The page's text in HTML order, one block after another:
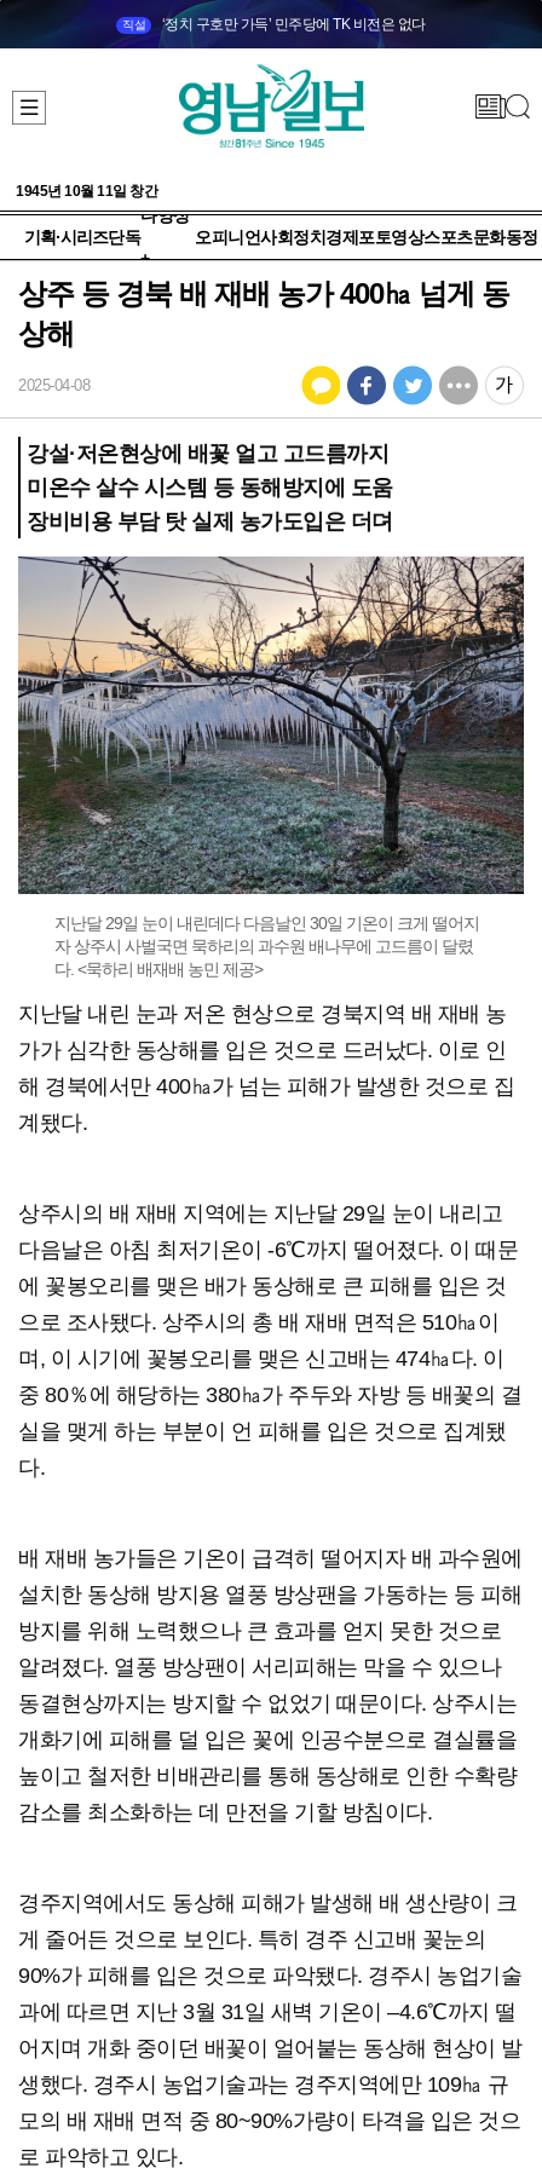
직설 ‘정치 구호만 가득’ 민주당에 TK 비전은 없다
1945년 10월 11일 창간
기획·시리즈단독
다양성
+
오피니언사회정치 경제 포토영상스포츠문화동정
상주 등 경북 배 재배 농가 400㏊ 넘게 동
상해
2025-04-08
강설·저온현상에 배꽃 얼고 고드름까지
미온수 살수 시스템 등 동해방지에 도움
장비비용 부담 탓 실제 농가도입은 더뎌
지난달 29일 눈이 내린데다 다음날인 30일 기온이 크게 떨어지
자 상주시 사벌국면 묵하리의 과수원 배나무에 고드름이 달렸
다. <묵하리 배재배 농민 제공>
지난달 내린 눈과 저온 현상으로 경북지역 배 재배 농
가가 심각한 동상해를 입은 것으로 드러났다. 이로 인
해 경북에서만 400㏊가 넘는 피해가 발생한 것으로 집
계됐다.
상주시의 배 재배 지역에는 지난달 29일 눈이 내리고
다음날은 아침 최저기온이 -6℃까지 떨어졌다. 이 때문
에 꽃봉오리를 맺은 배가 동상해로 큰 피해를 입은 것
으로 조사됐다. 상주시의 총 배 재배 면적은 510㏊이
며, 이 시기에 꽃봉오리를 맺은 신고배는 474㏊다. 이
중 80％에 해당하는 380㏊가 주두와 자방 등 배꽃의 결
실을 맺게 하는 부분이 언 피해를 입은 것으로 집계됐
다.
배 재배 농가들은 기온이 급격히 떨어지자 배 과수원에
설치한 동상해 방지용 열풍 방상팬을 가동하는 등 피해
방지를 위해 노력했으나 큰 효과를 얻지 못한 것으로
알려졌다. 열풍 방상팬이 서리피해는 막을 수 있으나
동결현상까지는 방지할 수 없었기 때문이다. 상주시는
개화기에 피해를 덜 입은 꽃에 인공수분으로 결실률을
높이고 철저한 비배관리를 통해 동상해로 인한 수확량
감소를 최소화하는 데 만전을 기할 방침이다.
경주지역에서도 동상해 피해가 발생해 배 생산량이 크
게 줄어든 것으로 보인다. 특히 경주 신고배 꽃눈의
90%가 피해를 입은 것으로 파악됐다. 경주시 농업기술
과에 따르면 지난 3월 31일 새벽 기온이 –4.6℃까지 떨
어지며 개화 중이던 배꽃이 얼어붙는 동상해 현상이 발
생했다. 경주시 농업기술과는 경주지역에만 109㏊ 규
모의 배 재배 면적 중 80~90%가량이 타격을 입은 것으
로 파악하고 있다.